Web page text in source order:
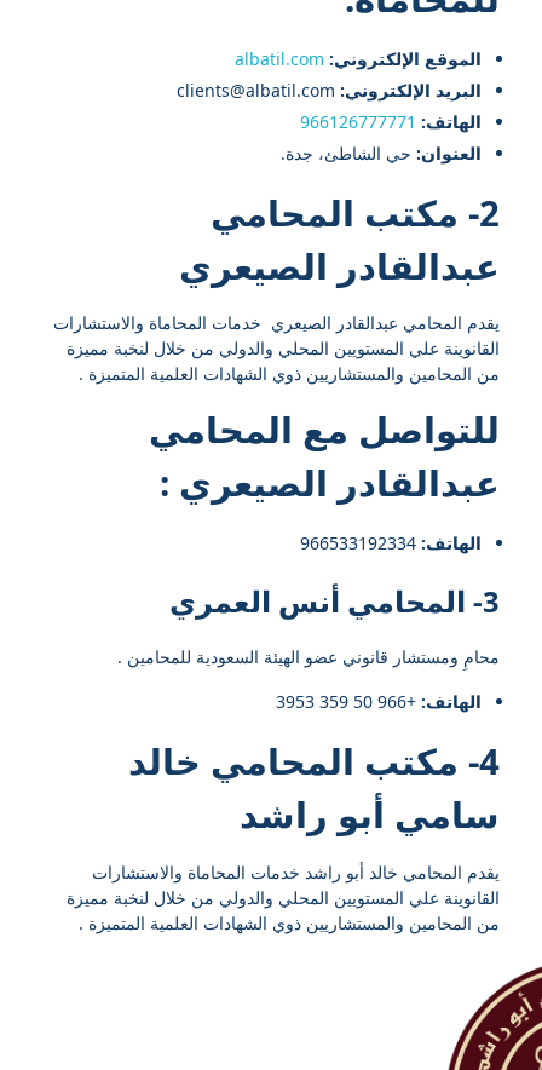
الموقع الإلكتروني: albatil.com
البريد الإلكتروني:
الهاتف: 966126777771
العنوان: حي الشاطئ، جدة.
2- مكتب المحامي
عبدالقادر الصيعري
يقدم المحامي عبدالقادر الصيعري خدمات المحاماة والاستشارات
القانوينة علي المستويين المحلي والدولي من خلال لنخبة مميزة
من المحامين والمستشاريين ذوي الشهادات العلمية المتميزة .
للتواصل مع المحامي
عبدالقادر الصيعري :
الهاتف: 966533192334⁩
3- المحامي أنس العمري
محامِ ومستشار قانوني عضو الهيئة السعودية للمحامين .
الهاتف: +966 50 359 3953
4- مكتب المحامي خالد
سامي أبو راشد
يقدم المحامي خالد أبو راشد خدمات المحاماة والاستشارات
القانوينة علي المستويين المحلي والدولي من خلال لنخبة مميزة
من المحامين والمستشاريين ذوي الشهادات العلمية المتميزة .